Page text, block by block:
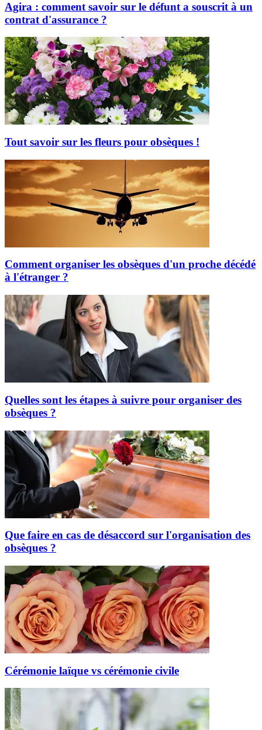
Agira : comment savoir sur le défunt a souscrit à un
contrat d'assurance ?
Tout savoir sur les fleurs pour obsèques !
Comment organiser les obsèques d'un proche décédé
à l'étranger ?
Quelles sont les étapes à suivre pour organiser des
obsèques ?
Que faire en cas de désaccord sur l'organisation des
obsèques ?
Cérémonie laïque vs cérémonie civile